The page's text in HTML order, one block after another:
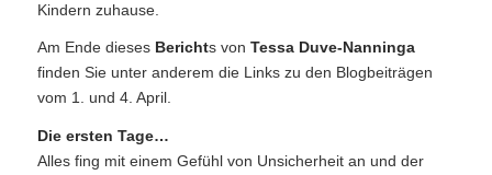
Kindern zuhause.
Am Ende dieses Berichts von Tessa Duve-Nanninga
finden Sie unter anderem die Links zu den Blogbeiträgen
vom 1. und 4. April.
Die ersten Tage…
Alles fing mit einem Gefühl von Unsicherheit an und der